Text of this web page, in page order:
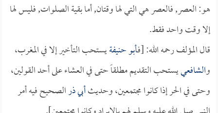
هو: العصر, فالعصر هي التي لها وقتان, أما بقية الصلوات, فليس لها
إلا وقت واحد فقط.
قال المؤلف رحمه الله: [فـأبو حنيفةيستحب التأخير إلا في المغرب،
والشافعييستحب التقديم مطلقاً حتى في العشاء على أحد القولين،
وحتى في الحر إذا كانوا مجتمعين، وحديثأبي ذرالصحيح فيه أمر